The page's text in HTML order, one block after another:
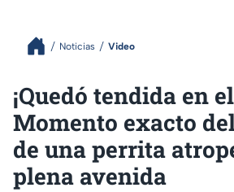
Noticias Video
¡Quedó tendida en
Momento exacto
de una perrita
plena avenida